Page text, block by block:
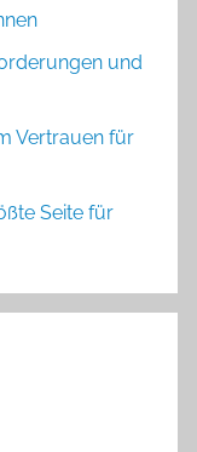
und
Vertrauen für
Seite für